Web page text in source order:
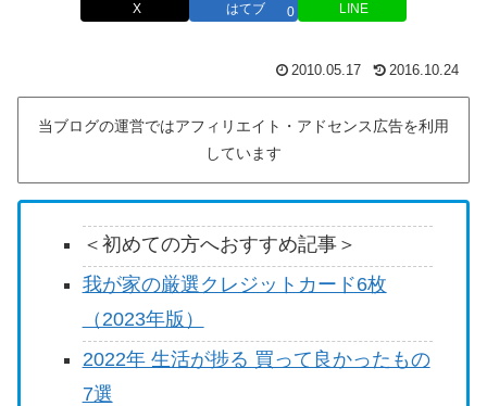
X はてブ 0 LINE
2010.05.17 2016.10.24
当ブログの運営ではアフィリエイト・アドセンス広告を利用
しています
＜初めての方へおすすめ記事＞
我が家の厳選クレジットカード6枚
（2023年版）
2022年 生活が捗る 買って良かったもの
7選